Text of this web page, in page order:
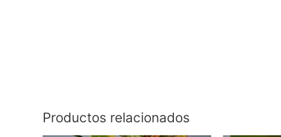
Productos relacionados